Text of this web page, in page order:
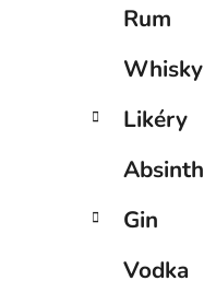
Rum
Whisky
Likéry
Absinth
Gin
Vodka